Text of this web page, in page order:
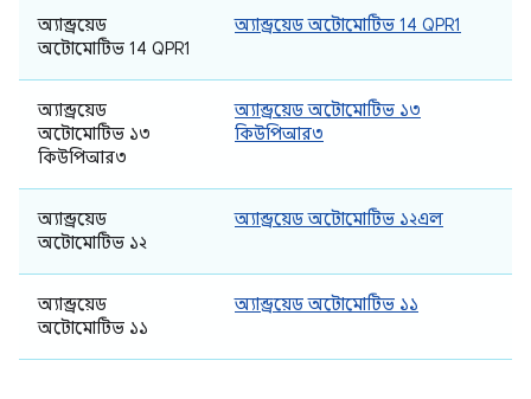
অ্যান্ড্রয়েড
অটোমোটিভ 14 QPR1
অ্যান্ড্রয়েড অটোমোটিভ 14 QPR1
অ্যান্ড্রয়েড
অটোমোটিভ ১৩
কিউপিআর৩
অ্যান্ড্রয়েড অটোমোটিভ ১৩
কিউপিআর৩
অ্যান্ড্রয়েড
অটোমোটিভ ১২
অ্যান্ড্রয়েড অটোমোটিভ ১২এল
অ্যান্ড্রয়েড
অটোমোটিভ ১১
অ্যান্ড্রয়েড অটোমোটিভ ১১